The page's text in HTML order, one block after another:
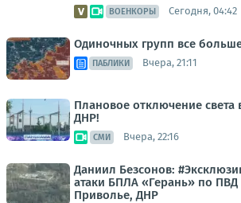
ВОЕНКОРЫ Сегодня, 04:42
Одиночных групп все
ПАБЛИКИ Вчера, 21:11
Плановое отключение света
ДНР!
СМИ Вчера, 22:16
Даниил Безсонов:
атаки БПЛА «Герань» по
Приволье, ДНР